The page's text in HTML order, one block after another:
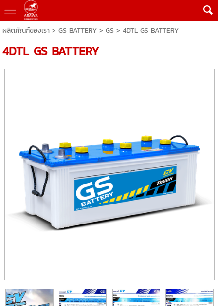
ผลิตภัณฑ์ของเรา> GS BATTERY> GS > 4DTL GS BATTERY
4DTL GS BATTERY